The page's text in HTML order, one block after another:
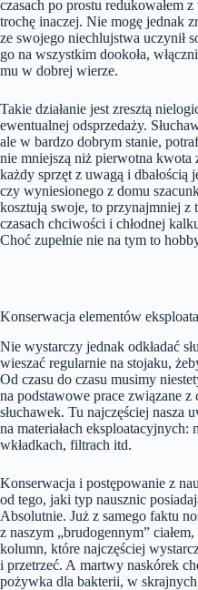
czasach po prostu redukowałem
trochę inaczej. Nie mogę jednak
ze swojego niechlujstwa uczynił
go na wszystkim dookoła,
mu w dobrej wierze.
Takie działanie jest zresztą
ewentualnej odsprzedaży.
ale w bardzo dobrym stanie,
nie mniejszą niż pierwotna kwota
każdy sprzęt z uwagą i dbałością
czy wyniesionego z domu
kosztują swoje, to przynajmniej
czasach chciwości i chłodnej
Choć zupełnie nie na tym to
Konserwacja elementów
Nie wystarczy jednak odkładać
wieszać regularnie na stojaku,
Od czasu do czasu musimy
na podstawowe prace związane z
słuchawek. Tu najczęściej nasza
na materiałach eksploatacyjnych:
wkładkach, filtrach itd.
Konserwacja i postępowanie z
od tego, jaki typ nausznic
Absolutnie. Już z samego faktu
z naszym „brudogennym”
kolumn, które najczęściej
i przetrzeć. A martwy naskórek
pożywka dla bakterii, w